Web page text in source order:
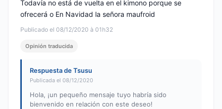
Publicado el 08/12/2020 à 01h32
Todavía no está de vuelta en el kimono porque se
ofrecerá o En Navidad la señora maufroid
Opinión traducida
Respuesta de Tsusu
Publicada el 08/12/2020
Hola, ¡un pequeño mensaje tuyo habría sido
bienvenido en relación con este deseo!